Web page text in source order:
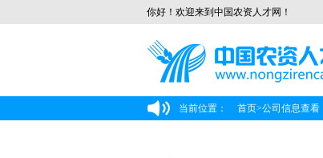
你好！欢迎来到中国农资人才网！
当前位置： 首页>公司信息查看